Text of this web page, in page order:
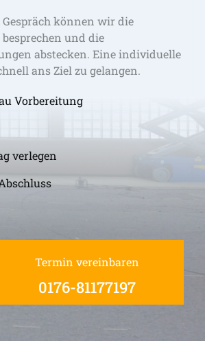
können wir die
und die
abstecken. Eine individuelle
ans Ziel zu gelangen.
Vorbereitung
verlegen
Termin vereinbaren
0176-81177197